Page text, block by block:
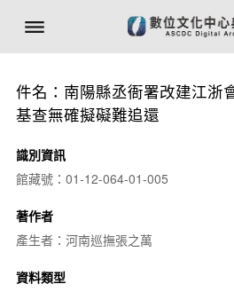
件名：南陽縣丞衙署改建江浙
基查無確擬礙難追還
識別資訊
館藏號：01-12-064-01-005
著作者
產生者：河南巡撫張之萬
資料類型